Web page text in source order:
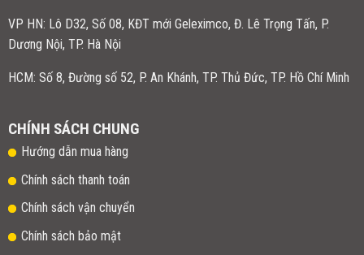
VP HN: Lô D32, Số 08, KĐT mới Geleximco, Đ. Lê Trọng Tấn, P.
Dương Nội, TP. Hà Nội
HCM: Số 8, Đường số 52, P. An Khánh, TP. Thủ Đức, TP. Hồ Chí Minh
CHÍNH SÁCH CHUNG
Hướng dẫn mua hàng
Chính sách thanh toán
Chính sách vận chuyển
Chính sách bảo mật